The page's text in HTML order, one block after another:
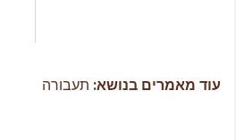
מאמרים בנושא:תעבורה